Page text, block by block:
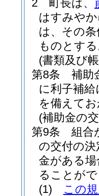
2
町長は、
はすみや
は、その
ものとす
(書類及び
第8条
補助
に利子補
を備えて
(補助金の
第9条
組合
の交付の
金がある
ることが
(1)
この